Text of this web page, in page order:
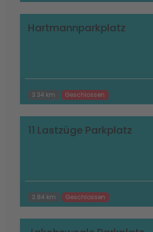
Hartmannparkplatz
3.34 km Geschlossen
11 Lastzüge Parkplatz
3.84 km Geschlossen